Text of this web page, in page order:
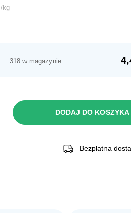
/kg
318 w magazynie
DODAJ DO KOSZYKA
Bezpłatna